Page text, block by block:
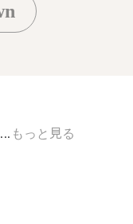
もっと見る